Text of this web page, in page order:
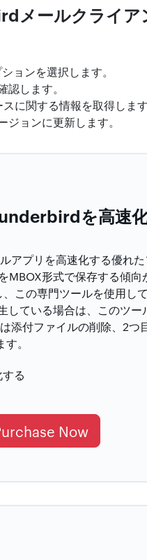
メールクライア
ョンを選択します。
します。
に関する情報を取得します
ョンに更新します。
を高速
アプリを高速化する優れた
MBOX形式で保存する傾向
この専門ツールを使用し
ている場合は、このツー
添付ファイルの削除、2つ
。
Now